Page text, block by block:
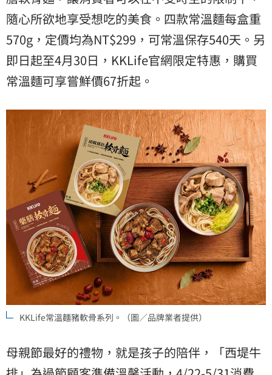
隨心所欲地享受想吃的美食。四款常溫麵每盒重
570g，定價均為NT$299，可常溫保存540天。另
即日起至4月30日，KKLife官網限定特惠，購買
常溫麵可享嘗鮮價67折起。
KKLife常溫麵豬軟骨系列。（圖／品牌業者提供）
母親節最好的禮物，就是孩子的陪伴，「西堤牛